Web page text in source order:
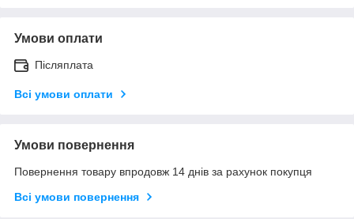
Умови оплати
Післяплата
Всі умови оплати
Умови повернення
Повернення товару впродовж 14 днів за рахунок покупця
Всі умови повернення